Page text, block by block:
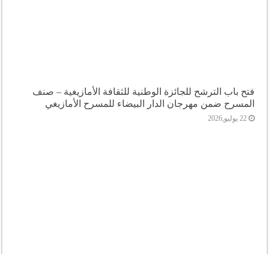
فتح باب الترشح للجائزة الوطنية للثقافة الأمازيغية – صنف
المسرح ضمن مهرجان الدار البيضاء للمسرح الأمازيغي
22 يوليو,2026